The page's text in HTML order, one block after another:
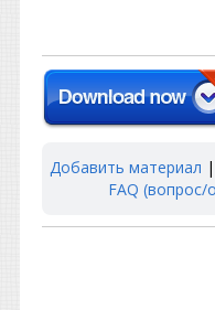
Добавить материал |
FAQ (вопрос/